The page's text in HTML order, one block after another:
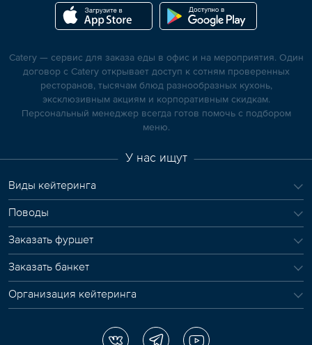
Catery — сервис для заказа еды в офис и на мероприятия. Один
договор с Catery открывает доступ к сотням проверенных
ресторанов, тысячам блюд разнообразных кухонь,
эксклюзивным акциям и корпоративным скидкам.
Персональный менеджер всегда готов помочь с подбором
меню.
У нас ищут
Виды кейтеринга
Поводы
Заказать фуршет
Заказать банкет
Организация кейтеринга